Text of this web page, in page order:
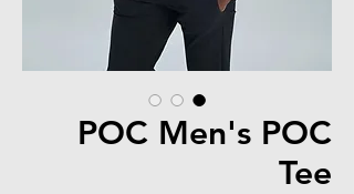
POC Men's POC
Tee